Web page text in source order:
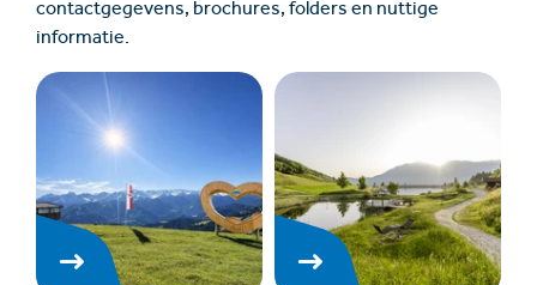
contactgegevens, brochures, folders en nuttige
informatie.